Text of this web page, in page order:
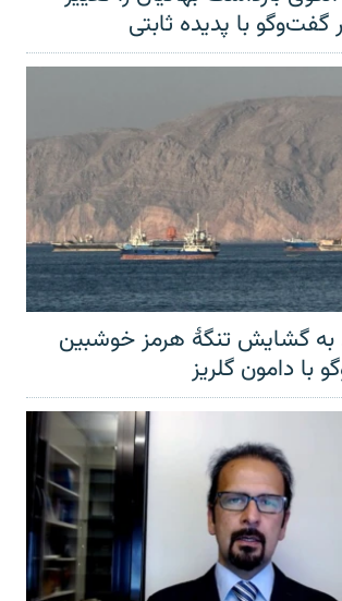
با پدیده ثابتی
به گشایش تنگهٔ هرمز خوشبین
با دامون گلریز